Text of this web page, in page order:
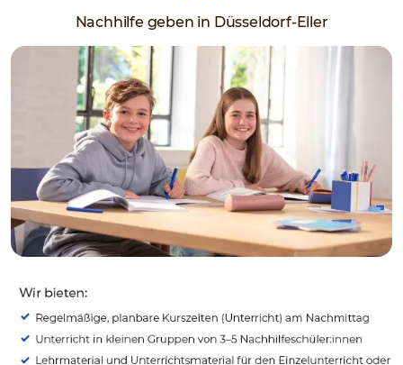
Nachhilfe geben in Düsseldorf-Eller